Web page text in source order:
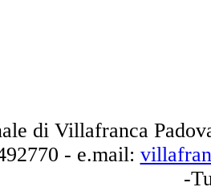
di Villafranca
- e.mail:
-